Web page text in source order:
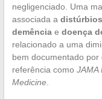
negligenciado. Uma
associada a
demênciae doença
relacionado a uma
bem documentado
referência como JAMA
Medicine.